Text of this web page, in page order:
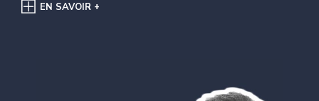
EN SAVOIR +